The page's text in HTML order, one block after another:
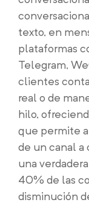
texto, en
plataformas
Telegram,
clientes
real o de
hilo,
que permite
de un canal a
una
40% de las
disminución